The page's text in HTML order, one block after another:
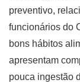
preventivo,
funcionários do
bons hábitos
apresentam
pouca ingestão